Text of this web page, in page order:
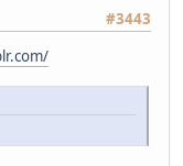
#3443